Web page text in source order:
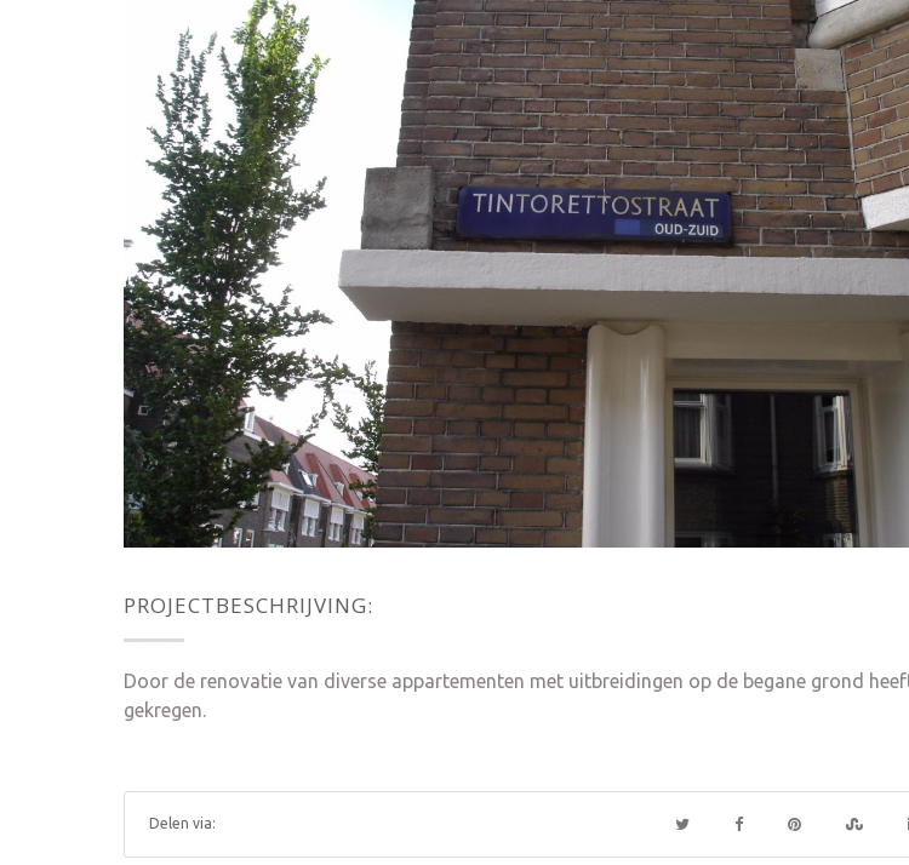
PROJECTBESCHRIJVING:
Door de renovatie van diverse appartementen met uitbreidingen op de begane grond
gekregen.
Delen via: